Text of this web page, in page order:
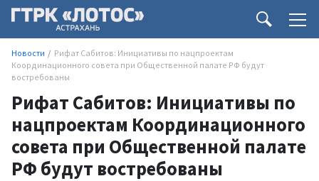
Новости
Рифат Сабитов: Инициативы по нацпроектам
Координационного совета при Общественной палате РФ будут
востребованы
Рифат Сабитов: Инициативы по
нацпроектам Координационного
совета при Общественной палате
РФ будут востребованы